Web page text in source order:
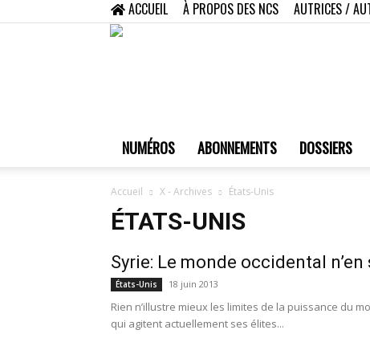
ACCUEIL À PROPOS DES NCS AUTRICES /
NUMÉROS ABONNEMENTS DOSSIERS
Accueil X - Archives États-Unis
ÉTATS-UNIS
Syrie: Le monde occidental
États-Unis 18 juin 2013
Rien n’illustre mieux les limites de la puissance du
qui agitent actuellement ses élites...